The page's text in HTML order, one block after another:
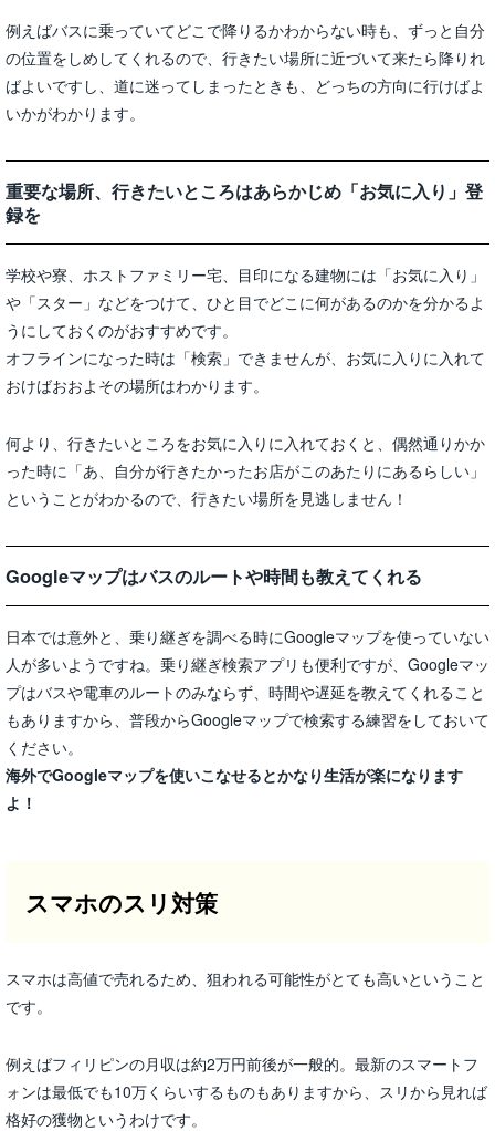
例えばバスに乗っていてどこで降りるかわからない時も、ずっと自分
の位置をしめしてくれるので、行きたい場所に近づいて来たら降りれ
ばよいですし、道に迷ってしまったときも、どっちの方向に行けばよ
いかがわかります。
重要な場所、行きたいところはあらかじめ「お気に入り」登
録を
学校や寮、ホストファミリー宅、目印になる建物には「お気に入り」
や「スター」などをつけて、ひと目でどこに何があるのかを分かるよ
うにしておくのがおすすめです。
オフラインになった時は「検索」できませんが、お気に入りに入れて
おけばおおよその場所はわかります。
何より、行きたいところをお気に入りに入れておくと、偶然通りかか
った時に「あ、自分が行きたかったお店がこのあたりにあるらしい」
ということがわかるので、行きたい場所を見逃しません！
Googleマップはバスのルートや時間も教えてくれる
日本では意外と、乗り継ぎを調べる時にGoogleマップを使っていない
人が多いようですね。乗り継ぎ検索アプリも便利ですが、Googleマッ
プはバスや電車のルートのみならず、時間や遅延を教えてくれること
もありますから、普段からGoogleマップで検索する練習をしておいて
ください。
海外でGoogleマップを使いこなせるとかなり生活が楽になります
よ！
スマホのスリ対策
スマホは高値で売れるため、狙われる可能性がとても高いということ
です。
例えばフィリピンの月収は約2万円前後が一般的。最新のスマートフ
ォンは最低でも10万くらいするものもありますから、スリから見れば
格好の獲物というわけです。